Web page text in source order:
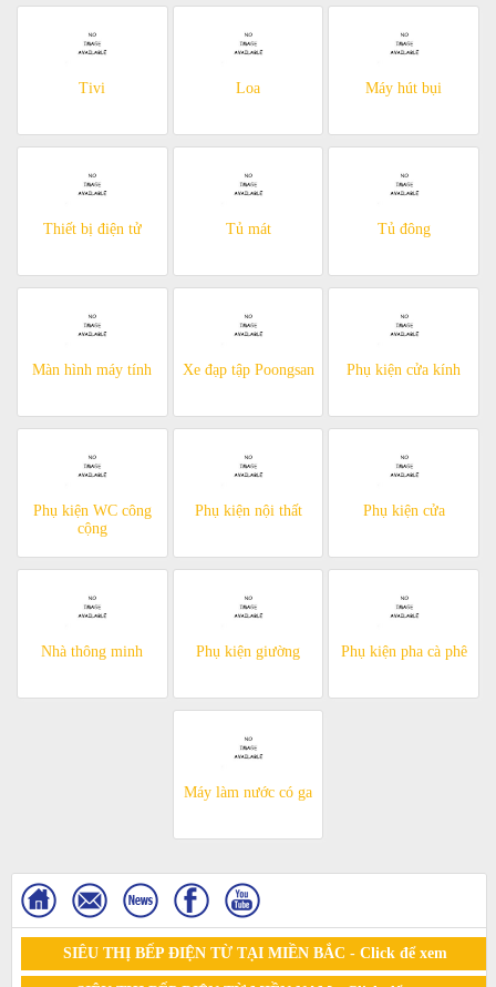
Tivi Loa Máy hút bụi
Thiết bị điện tử Tủ mát Tủ đông
Màn hình máy tính Xe đạp tập Poongsan Phụ kiện cửa kính
Phụ kiện WC công
cộng
Phụ kiện nội thất Phụ kiện cửa
Nhà thông minh Phụ kiện giường Phụ kiện pha cà phê
Máy làm nước có ga
SIÊU THỊ BẾP ĐIỆN TỪ TẠI MIỀN BẮC - Click để xem